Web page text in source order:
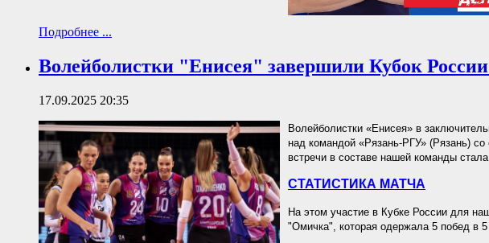
Подробнее ...
Волейболистки "Енисея" завершили Кубок
17.09.2025 20:35
Волейболистки «Енисея» в
над командой «Рязань-РГУ» (Рязань)
встречи в составе нашей команды
СТАТИСТИКА МАТЧА
На этом участие в Кубке России для
"Омичка", которая одержала 5 побед в 5